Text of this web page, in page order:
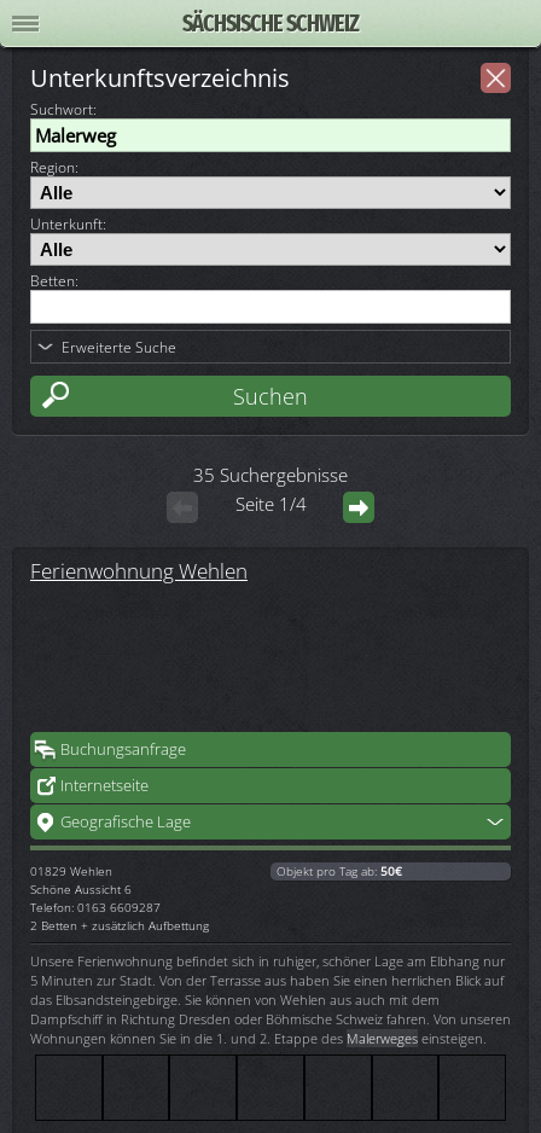
SÄCHSISCHE SCHWEIZ
Unterkunftsverzeichnis
Suchwort:
Region:
Unterkunft:
Betten:
Erweiterte Suche
35 Suchergebnisse
Seite 1/4
Ferienwohnung Wehlen
Buchungsanfrage
Internetseite
Geografische Lage
01829 Wehlen
Schöne Aussicht 6
Telefon: 0163 6609287
2 Betten + zusätzlich Aufbettung
Objekt pro Tag ab: 50€
Unsere Ferienwohnung befindet sich in ruhiger, schöner Lage am Elbhang nur
5 Minuten zur Stadt. Von der Terrasse aus haben Sie einen herrlichen Blick auf
das Elbsandsteingebirge. Sie können von Wehlen aus auch mit dem
Dampfschiff in Richtung Dresden oder Böhmische Schweiz fahren. Von unseren
Wohnungen können Sie in die 1. und 2. Etappe des Malerweges einsteigen.